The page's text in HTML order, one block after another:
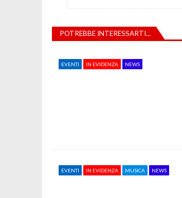
v
i
g
o
POTREBBE INTERESSARTI...
EVENTI IN EVIDENZA NEWS
EVENTI IN EVIDENZA MUSICA NEWS